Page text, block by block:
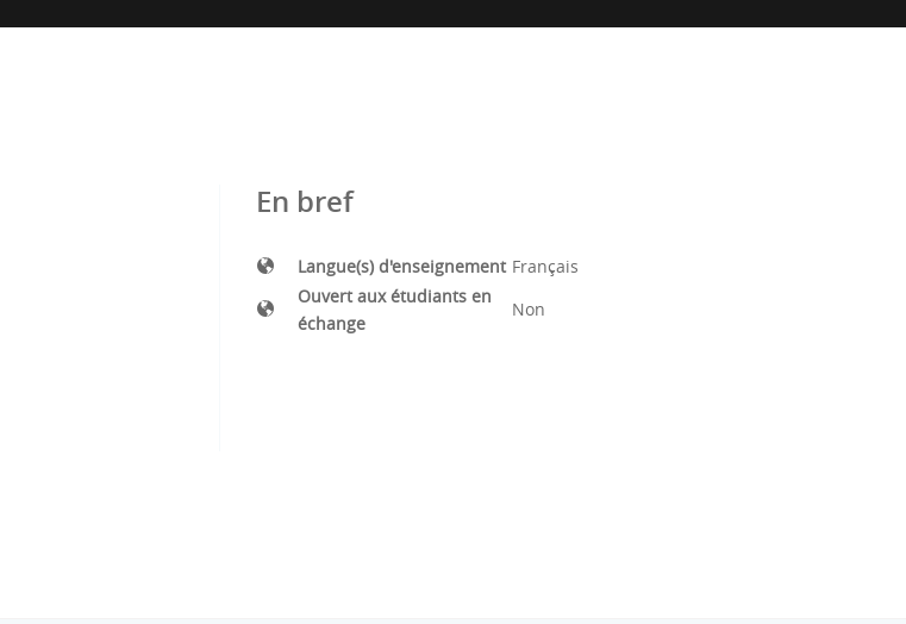
En bref
Langue(s) d'enseignement Français
Ouvert aux étudiants en
échange
Non